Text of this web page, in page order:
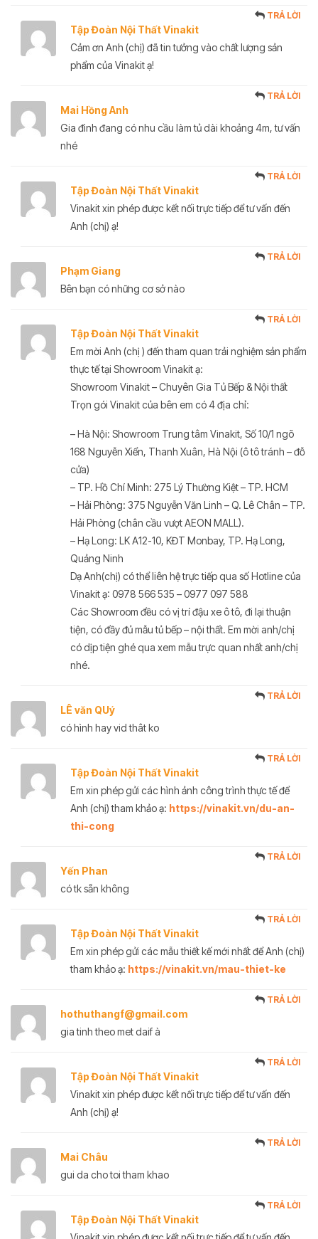
Tập Đoàn Nội Thất Vinakit
TRẢ LỜI
Cảm ơn Anh (chị) đã tin tưởng vào chất lượng sản
phẩm của Vinakit ạ!
Mai Hồng Anh
TRẢ LỜI
Gia đình đang có nhu cầu làm tủ dài khoảng 4m, tư vấn
nhé
Tập Đoàn Nội Thất Vinakit
TRẢ LỜI
Vinakit xin phép được kết nối trực tiếp để tư vấn đến
Anh (chị) ạ!
Phạm Giang
TRẢ LỜI
Bên bạn có những cơ sở nào
Tập Đoàn Nội Thất Vinakit
TRẢ LỜI
Em mời Anh (chị ) đến tham quan trải nghiệm sản phẩm
thực tế tại Showroom Vinakit ạ:
Showroom Vinakit – Chuyên Gia Tủ Bếp & Nội thất
Trọn gói Vinakit của bên em có 4 địa chỉ:
– Hà Nội: Showroom Trung tâm Vinakit, Số 10/1 ngõ
168 Nguyễn Xiển, Thanh Xuân, Hà Nội (ô tô tránh – đỗ
cửa)
– TP. Hồ Chí Minh: 275 Lý Thường Kiệt – TP. HCM
– Hải Phòng: 375 Nguyễn Văn Linh – Q. Lê Chân – TP.
Hải Phòng (chân cầu vượt AEON MALL).
– Hạ Long: LK A12-10, KĐT Monbay, TP. Hạ Long,
Quảng Ninh
Dạ Anh(chị) có thể liên hệ trực tiếp qua số Hotline của
Vinakit ạ: 0978 566 535 – 0977 097 588
Các Showroom đều có vị trí đậu xe ô tô, đi lại thuận
tiện, có đầy đủ mẫu tủ bếp – nội thất. Em mời anh/chị
có dịp tiện ghé qua xem mẫu trực quan nhất anh/chị
nhé.
LÊ văn QUý
TRẢ LỜI
có hình hay vid thât ko
Tập Đoàn Nội Thất Vinakit
TRẢ LỜI
Em xin phép gửi các hình ảnh công trình thực tế để
Anh (chị) tham khảo ạ: https://vinakit.vn/du-an-
thi-cong
Yến Phan
TRẢ LỜI
có tk sẵn không
Tập Đoàn Nội Thất Vinakit
TRẢ LỜI
Em xin phép gửi các mẫu thiết kế mới nhất để Anh (chị)
tham khảo ạ: https://vinakit.vn/mau-thiet-ke
hothuthangf@gmail.com
TRẢ LỜI
gia tinh theo met daif à
Tập Đoàn Nội Thất Vinakit
TRẢ LỜI
Vinakit xin phép được kết nối trực tiếp để tư vấn đến
Anh (chị) ạ!
Mai Châu
TRẢ LỜI
gui da cho toi tham khao
Tập Đoàn Nội Thất Vinakit
TRẢ LỜI